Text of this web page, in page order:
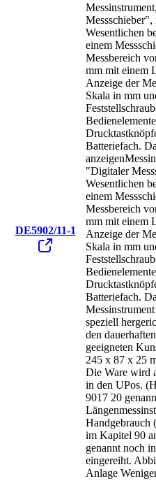
DE5902/11-1
Messschieber",
Wesentlichen
einem
Messbereich
mm mit einem
Anzeige der
Skala in mm
Batteriefach.
anzeigen
"Digitaler
Wesentlichen
einem
Messbereich
mm mit einem
Anzeige der
Skala in mm
Batteriefach.
speziell
den
geeigneten
245 x 87 x 25
Die Ware wird
in den UPos.
9017 20
Handgebrauch
im Kapitel 90
genannt noch
eingereiht.
Anlage